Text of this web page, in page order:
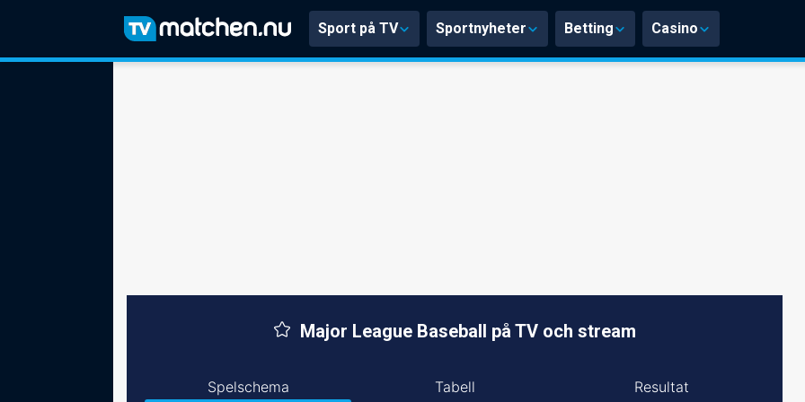
Sport på TV Sportnyheter Betting Casino
Major League Baseball på TV och stream
Spelschema Tabell Resultat